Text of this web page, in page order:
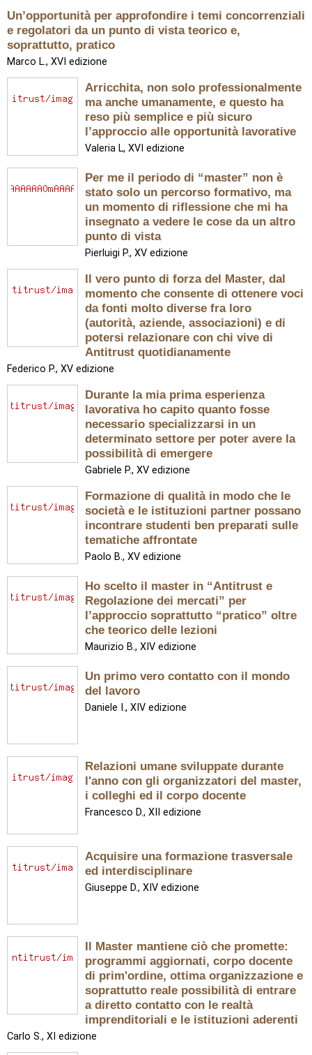
Un’opportunità per approfondire i temi concorrenziali
e regolatori da un punto di vista teorico e,
soprattutto, pratico
Marco L., XVI edizione
Arricchita, non solo professionalmente
ma anche umanamente, e questo ha
reso più semplice e più sicuro
l’approccio alle opportunità lavorative
Valeria L, XVI edizione
Per me il periodo di “master” non è
stato solo un percorso formativo, ma
un momento di riflessione che mi ha
insegnato a vedere le cose da un altro
punto di vista
Pierluigi P., XV edizione
Il vero punto di forza del Master, dal
momento che consente di ottenere voci
da fonti molto diverse fra loro
(autorità, aziende, associazioni) e di
potersi relazionare con chi vive di
Antitrust quotidianamente
Federico P., XV edizione
Durante la mia prima esperienza
lavorativa ho capito quanto fosse
necessario specializzarsi in un
determinato settore per poter avere la
possibilità di emergere
Gabriele P., XV edizione
Formazione di qualità in modo che le
società e le istituzioni partner possano
incontrare studenti ben preparati sulle
tematiche affrontate
Paolo B., XV edizione
Ho scelto il master in “Antitrust e
Regolazione dei mercati” per
l’approccio soprattutto “pratico” oltre
che teorico delle lezioni
Maurizio B., XIV edizione
Un primo vero contatto con il mondo
del lavoro
Daniele I., XIV edizione
Relazioni umane sviluppate durante
l'anno con gli organizzatori del master,
i colleghi ed il corpo docente
Francesco D., XII edizione
Acquisire una formazione trasversale
ed interdisciplinare
Giuseppe D., XIV edizione
Il Master mantiene ciò che promette:
programmi aggiornati, corpo docente
di prim'ordine, ottima organizzazione e
soprattutto reale possibilità di entrare
a diretto contatto con le realtà
imprenditoriali e le istituzioni aderenti
Carlo S., XI edizione